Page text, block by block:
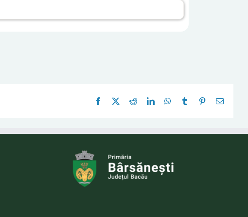
Facebook RedditLinkedInWhatsApp
Tumblr Pinterest
E-